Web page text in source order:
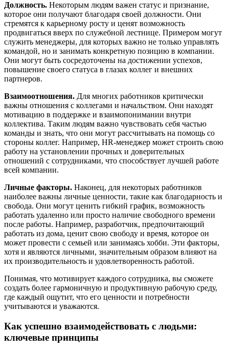
Должность. Некоторым людям важен статус и признание,
которое они получают благодаря своей должности. Они
стремятся к карьерному росту и ценят возможность
продвигаться вверх по служебной лестнице. Примером могут
служить менеджеры, для которых важно не только управлять
командой, но и занимать конкретную позицию в компании.
Они могут быть сосредоточены на достижении успехов,
повышение своего статуса в глазах коллег и внешних
партнеров.
Взаимоотношения. Для многих работников критически
важны отношения с коллегами и начальством. Они находят
мотивацию в поддержке и взаимопонимании внутри
коллектива. Таким людям важно чувствовать себя частью
команды и знать, что они могут рассчитывать на помощь со
стороны коллег. Например, HR-менеджер может строить свою
работу на установлении прочных и доверительных
отношений с сотрудниками, что способствует лучшей работе
всей компании.
Личные факторы. Наконец, для некоторых работников
наиболее важны личные ценности, такие как благодарность и
свобода. Они могут ценить гибкий график, возможность
работать удаленно или просто наличие свободного времени
после работы. Например, разработчик, предпочитающий
работать из дома, ценит свою свободу и время, которое он
может провести с семьей или занимаясь хобби. Эти факторы,
хотя и являются личными, значительным образом влияют на
их производительность и удовлетворенность работой.
Понимая, что мотивирует каждого сотрудника, вы сможете
создать более гармоничную и продуктивную рабочую среду,
где каждый ощутит, что его ценности и потребности
учитываются и уважаются.
Как успешно взаимодействовать с людьми:
ключевые принципы